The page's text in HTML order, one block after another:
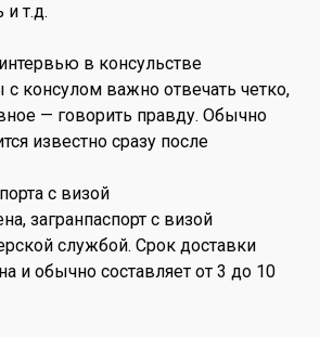
т.д.
в консульстве
консулом важно отвечать четко,
— говорить правду. Обычно
известно сразу после
с визой
загранпаспорт с визой
службой. Срок доставки
и обычно составляет от 3 до 10